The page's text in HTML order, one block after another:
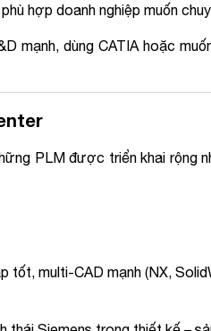
hợp doanh nghiệp muốn
mạnh, dùng CATIA hoặc
PLM được triển khai rộng
tốt, multi-CAD mạnh (NX,